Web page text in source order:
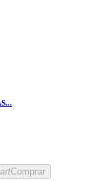
Comprar